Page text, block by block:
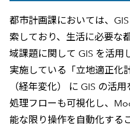
都市計画課においては、
索しており、生活に必要な
域課題に関して GIS を活用
実施している「立地適正化
（経年変化） に GIS の活
処理フローも可視化し、
能な限り操作を自動化する